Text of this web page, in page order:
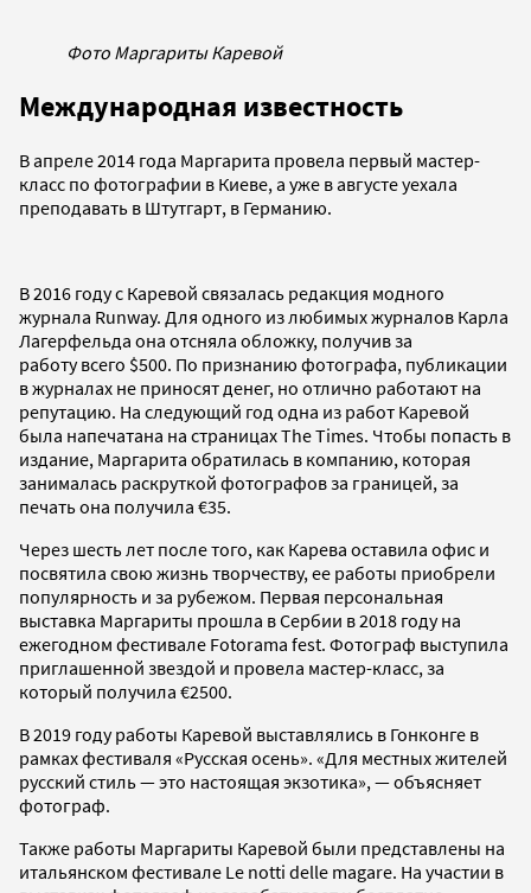
Фото Маргариты Каревой
Международная известность
В апреле 2014 года Маргарита провела первый мастер-
класс по фотографии в Киеве, а уже в августе уехала
преподавать в Штутгарт, в Германию.
В 2016 году с Каревой связалась редакция модного
журнала Runway. Для одного из любимыхжурналов Карла
Лагерфельда она отсняла обложку, получив за
работу всего $500. По признанию фотографа, публикации
в журналах не приносят денег, но отлично работают на
репутацию. На следующий год одна из работ Каревой
была напечатана на страницах The Times. Чтобы попасть в
издание, Маргарита обратилась в компанию, которая
занималась раскруткой фотографов за границей, за
печать она получила €35.
Через шесть лет после того, как Карева оставила офис и
посвятила свою жизнь творчеству, ее работы приобрели
популярность и за рубежом. Первая персональная
выставка Маргариты прошла в Сербии в 2018 году на
ежегодном фестивале Fоtorama fest. Фотограф выступила
приглашенной звездой и провела мастер-класс, за
который получила €2500.
В 2019 году работы Каревой выставлялись в Гонконге в
рамках фестиваля «Русская осень». «Для местных жителей
русский стиль — это настоящая экзотика», — объясняет
фотограф.
Также работы Маргариты Каревой были представлены на
итальянском фестивале Le notti delle magare. На участии в